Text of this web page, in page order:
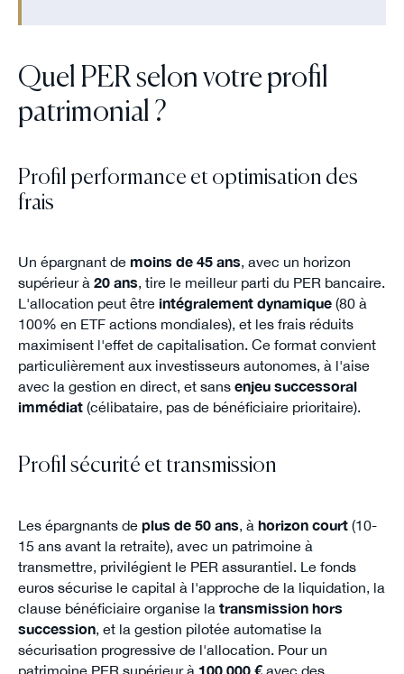
Quel PER selon votre profil
patrimonial ?
Profil performance et optimisation des
frais
Un épargnant de moins de 45 ans, avec un horizon
supérieur à 20 ans, tire le meilleur parti du PER bancaire.
L'allocation peut être intégralement dynamique(80 à
100% en ETF actions mondiales), et les frais réduits
maximisent l'effet de capitalisation. Ce format convient
particulièrement aux investisseurs autonomes, à l'aise
avec la gestion en direct, et sans enjeu successoral
immédiat(célibataire, pas de bénéficiaire prioritaire).
Profil sécurité et transmission
Les épargnants de plus de 50 ans, à horizon court(10-
15 ans avant la retraite), avec un patrimoine à
transmettre, privilégient le PER assurantiel. Le fonds
euros sécurise le capital à l'approche de la liquidation, la
clause bénéficiaire organise la transmission hors
succession, et la gestion pilotée automatise la
sécurisation progressive de l'allocation. Pour un
patrimoine PER supérieur à 100 000 €avec des